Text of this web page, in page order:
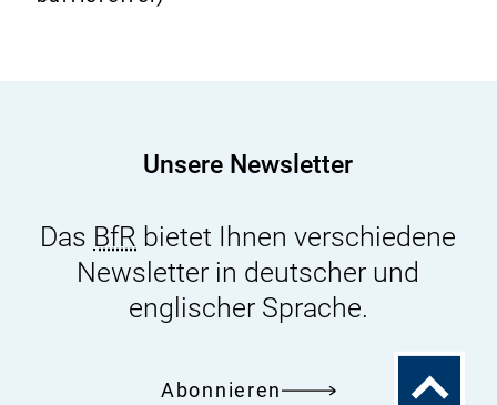
Hypomineralisation,
und
der
Aufnahme
A
Unsere Newsletter
Das BfR bietet Ihnen verschiedene
Newsletter in deutscher und
englischer Sprache.
Abonnieren
Zum